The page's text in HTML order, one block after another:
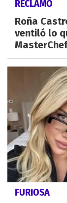
RECLAMO
Roña
ventiló lo
FURIOSA